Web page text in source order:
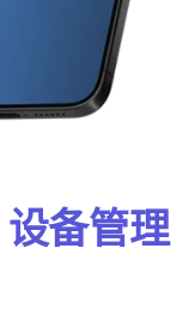
设备​管理​